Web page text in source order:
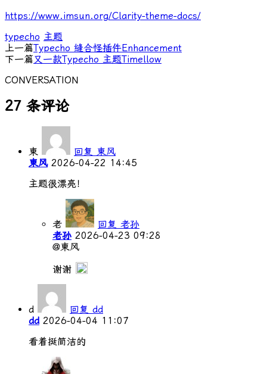
https://www.imsun.org/Clarity-theme-docs/
typecho 主题
上一篇Typecho 缝合怪插件Enhancement
下一篇又一款Typecho 主题Timellow
CONVERSATION
27 条评论
東
回复 東风
東风 2026-04-22 14:45
主题很漂亮！
老
回复 老孙
老孙 2026-04-23 09:28
@東风
谢谢
d
回复 dd
dd 2026-04-04 11:07
看着挺简洁的